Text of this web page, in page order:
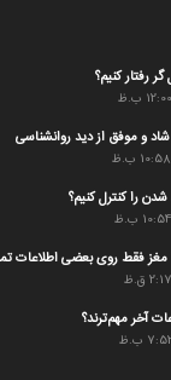
رفتار کنیم؟
و موفق از دید روانشناسی
را کنترل کنیم؟
مغز فقط روی بعضی اطلاعات
آخر مهم‌ترند؟